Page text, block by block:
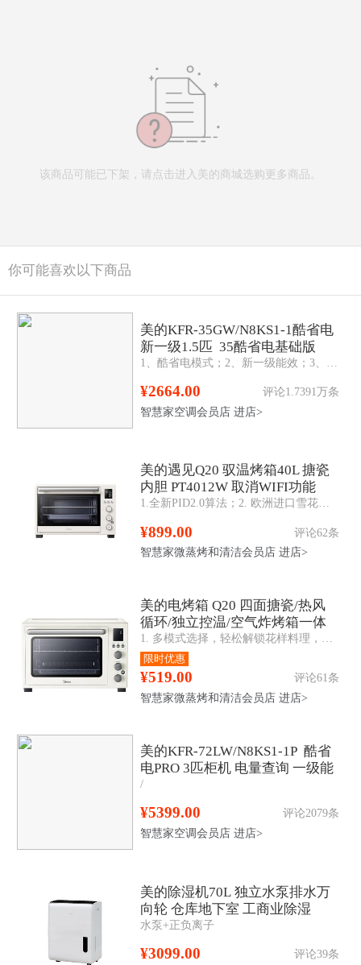
该商品可能已下架，请点击进入美的商城选购更多商品。
你可能喜欢以下商品
美的KFR-35GW/N8KS1-1酷省电
新一级1.5匹 35酷省电基础版
¥2664.00
评论1.7391万条
智慧家空调会员店 进店>
美的遇见Q20 驭温烤箱40L 搪瓷
内胆 PT4012W 取消WIFI功能
¥899.00
评论62条
智慧家微蒸烤和清洁会员店 进店>
美的电烤箱 Q20 四面搪瓷/热风
循环/独立控温/空气炸烤箱一体
PT4012W二代
限时优惠
¥519.00
评论61条
智慧家微蒸烤和清洁会员店 进店>
美的KFR-72LW/N8KS1-1P 酷省
电PRO 3匹柜机 电量查询 一级能
效
/
¥5399.00
评论2079条
智慧家空调会员店 进店>
美的除湿机70L 独立水泵排水万
向轮 仓库地下室 工商业除湿
器 CF70BD/N8-DL1
水泵+正负离子
¥3099.00
评论39条